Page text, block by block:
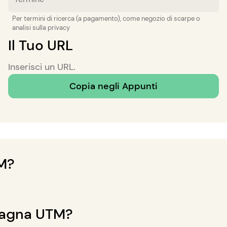
Per termini di ricerca (a pagamento), come negozio di scarpe o
analisi sulla privacy
Il Tuo URL
Inserisci un URL.
Copia negli Appunti
visitato il tuo sito web e confrontare i risultati delle
UTM?